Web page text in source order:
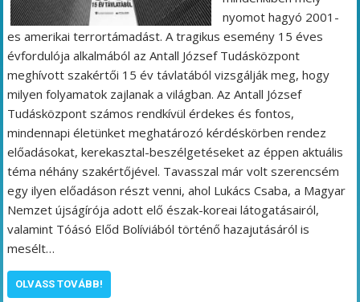
nyomot hagyó 2001-
es amerikai terrortámadást. A tragikus esemény 15 éves
évfordulója alkalmából az Antall József Tudásközpont
meghívott szakértői 15 év távlatából vizsgálják meg, hogy
milyen folyamatok zajlanak a világban. Az Antall József
Tudásközpont számos rendkívül érdekes és fontos,
mindennapi életünket meghatározó kérdéskörben rendez
előadásokat, kerekasztal-beszélgetéseket az éppen aktuális
téma néhány szakértőjével. Tavasszal már volt szerencsém
egy ilyen előadáson részt venni, ahol Lukács Csaba, a Magyar
Nemzet újságírója adott elő észak-koreai látogatásairól,
valamint Tóásó Előd Bolíviából történő hazajutásáról is
mesélt…
OLVASS TOVÁBB!